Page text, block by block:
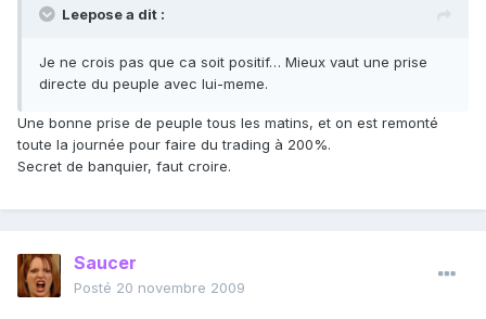
Leepose a dit :
Je ne crois pas que ca soit positif… Mieux vaut une prise
directe du peuple avec lui-meme.
Une bonne prise de peuple tous les matins, et on est remonté
toute la journée pour faire du trading à 200%.
Secret de banquier, faut croire.
Saucer
Posté 20 novembre 2009